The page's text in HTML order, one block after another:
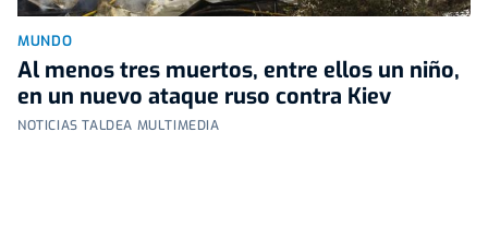
MUNDO
Al menos tres muertos, entre ellos un niño,
en un nuevo ataque ruso contra Kiev
NOTICIAS TALDEA MULTIMEDIA